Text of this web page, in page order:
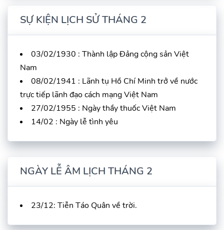
SỰ KIỆN LỊCH SỬ THÁNG 2
03/02/1930 : Thành lập Đảng cộng sản Việt
Nam
08/02/1941 : Lãnh tụ Hồ Chí Minh trở về nước
trực tiếp lãnh đạo cách mạng Việt Nam
27/02/1955 : Ngày thầy thuốc Việt Nam
14/02 : Ngày lễ tình yêu
NGÀY LỄ ÂM LỊCH THÁNG 2
23/12: Tiễn Táo Quân về trời.